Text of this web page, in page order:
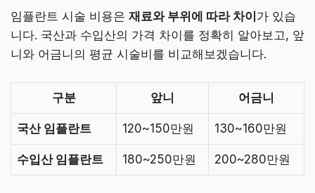
임플란트 시술 비용은 재료와 부위에 따라 차이 가 있습
니다. 국산과 수입산의 가격 차이를 정확히 알아보고, 앞
니와 어금니의 평균 시술비를 비교해보겠습니다.
구분 앞니 어금니
국산 임플란트 120~150만원 130~160만원
수입산 임플란트 180~250만원 200~280만원